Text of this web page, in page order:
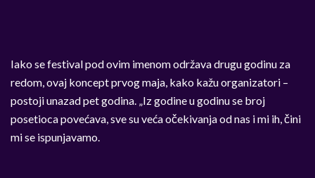
Iako se festival pod ovim imenom održava drugu godinu za
redom, ovaj koncept prvog maja, kako kažu organizatori –
postoji unazad pet godina. „Iz godine u godinu se broj
posetioca povećava, sve su veća očekivanja od nas i mi ih, čini
mi se ispunjavamo.